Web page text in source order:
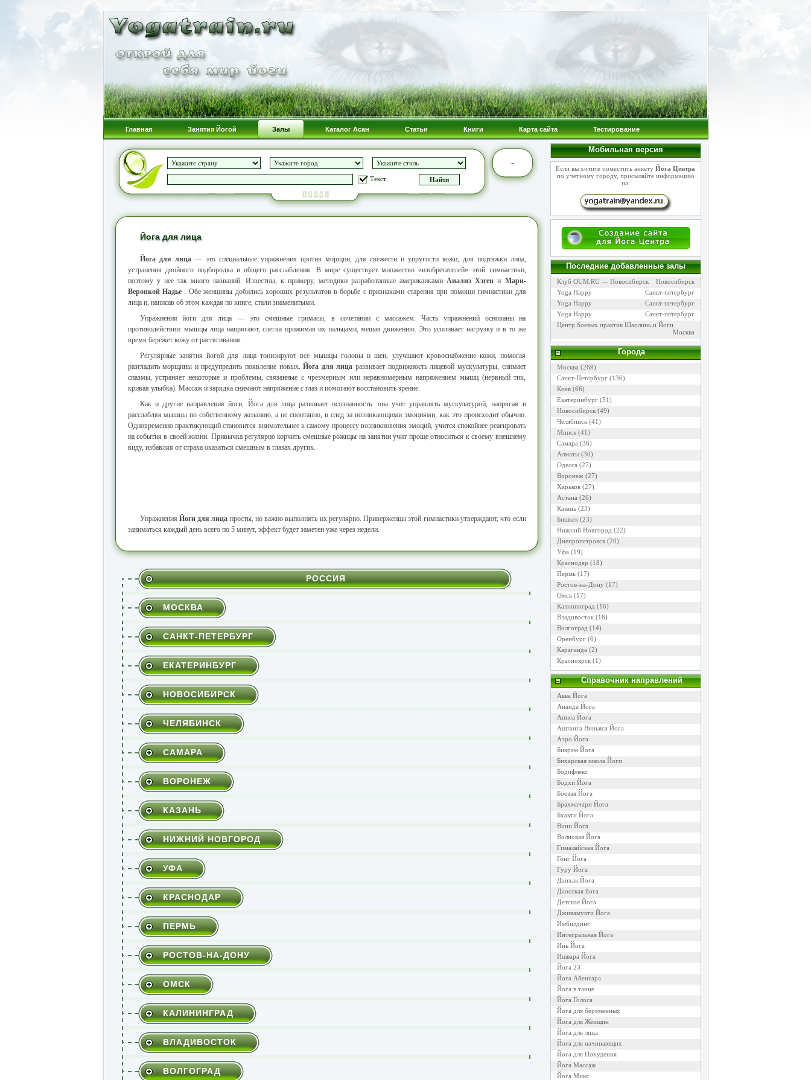
Главная Занятия Йогой Залы Каталог Асан Статьи Книги Карта сайта Тестирование
Текст
-
Йога для лица
Йога для лица— это специальные упражнения против морщин, для свежести и упругости кожи, для подтяжки лица,
устранения двойного подбородка и общего расслабления. В мире существует множество «изобретателей» этой гимнастики,
поэтому у нее так много названий. Известны, к примеру, методики разработанные американками Анализ Хэген и Мари-
Веронкой Надье. Обе женщины добились хороших результатов в борьбе с признаками старения при помощи гимнастики для
лица и, написав об этом каждая по книге, стали знаменитыми.
Упражнения йоги для лица — это смешные гримасы, в сочетании с массажем. Часть упражнений основаны на
противодействии: мышцы лица напрягают, слегка прижимая их пальцами, мешая движению. Это усиливает нагрузку и в то же
время бережет кожу от растягивания.
Регулярные занятия йогой для лица тонизируют все мышцы головы и шеи, улучшают кровоснабжение кожи, помогая
разгладить морщины и предупредить появление новых.Йога для лица развивает подвижность лицевой мускулатуры, снимает
спазмы, устраняет некоторые и проблемы, связанные с чрезмерным или неравномерным напряжением мышц (нервный тик,
кривая улыбка). Массаж и зарядка снимают напряжение с глаз и помогают восстановить зрение.
Как и другие направления йоги, Йога для лица развивает осознанность: она учит управлять мускулатурой, напрягая и
расслабляя мышцы по собственному желанию, а не спонтанно, в след за возникающими эмоциями, как это происходит обычно.
Одновременно практикующий становится внимательнее к самому процессу возникновения эмоций, учится спокойнее реагировать
на события в своей жизни. Привычка регулярно корчить смешные рожицы на занятии учит проще относиться к своему внешнему
виду, избавляя от страха оказаться смешным в глазах других.
Упражнения Йоги для лица просты, но важно выполнять их регулярно. Приверженцы этой гимнастики утверждают, что если
заниматься каждый день всего по 5 минут, эффект будет заметен уже через недели.
РОССИЯ
МОСКВА
САНКТ-ПЕТЕРБУРГ
ЕКАТЕРИНБУРГ
НОВОСИБИРСК
ЧЕЛЯБИНСК
САМАРА
ВОРОНЕЖ
КАЗАНЬ
НИЖНИЙ НОВГОРОД
УФА
КРАСНОДАР
ПЕРМЬ
РОСТОВ-НА-ДОНУ
ОМСК
КАЛИНИНГРАД
ВЛАДИВОСТОК
ВОЛГОГРАД
Мобильная версия
Если вы хотите поместить анкету Йога Центра
по учетному городу, присылайте информацию
на:
Последние добавленные залы
Клуб OUM.RU — Новосибирск
Новосибирск
Yoga Happy
Санкт-петербург
Yoga Happy
Санкт-петербург
Yoga Happy
Санкт-петербург
Центр боевых практик Шаолинь и Йоги
Москва
Города
Москва (269)
Санкт-Петербург(136)
Киев(66)
Екатеринбург(51)
Новосибирск(49)
Челябинск(41)
Минск(41)
Самара (36)
Алматы(30)
Одесса (27)
Воронеж (27)
Харьков(27)
Астана (26)
Казань(23)
Бишкек(23)
Нижний Новгород (22)
Днепропетровск(20)
Уфа (19)
Краснодар (18)
Пермь(17)
Ростов-на-Дону(17)
Омск(17)
Калининград (16)
Владивосток(16)
Волгоград (14)
Оренбург(6)
Караганда (2)
Красноярск(1)
Справочник направлений
Аква Йога
Ананда Йога
Апнеа Йога
Аштанга Виньяса Йога
Аэро Йога
Бикрам Йога
Бихарская школа Йоги
Бодифлекс
Бодхи Йога
Боевая Йога
Брахмачари Йога
Бхакти Йога
Вини Йога
Волновая Йога
Гималайская Йога
Гонг Йога
Гуру Йога
Данхак Йога
Даосская йога
Детская Йога
Дживамукти Йога
Имбилдинг
Интегральная Йога
Инь Йога
Ишвара Йога
Йога 23
Йога Айенгара
Йога в танце
Йога Голоса
Йога для беременных
Йога для Женщин
Йога для лица
Йога для начинающих
Йога для Похудения
Йога Массаж
Йога Микс